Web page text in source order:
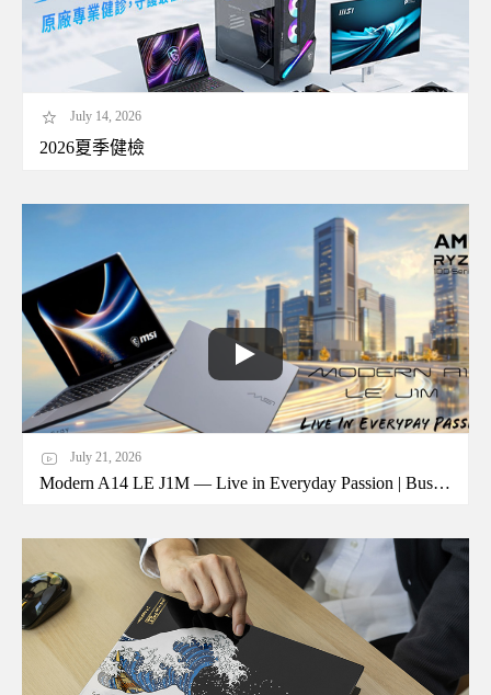
July 14, 2026
2026夏季健檢
July 21, 2026
Modern A14 LE J1M — Live in Everyday Passion | Business Laptop | MSI